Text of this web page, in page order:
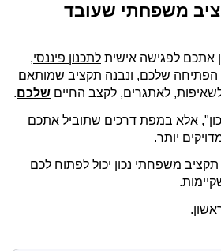
משפחתי שעובד
אתכם לפגישה אישית לתכנון פיננסי,
הפתיחה שלכם, ונבנה תקציב שמותאם
לאתגרים, לקצב החיים שלכם.
אלא במפת דרכים שתוביל אתכם
יותר.
משפחתי נכון יכול לפתוח לכם